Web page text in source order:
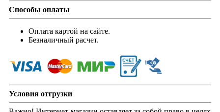
Способы оплаты
Оплата картой на сайте.
Безналичный расчет.
Условия отгрузки